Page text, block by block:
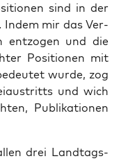
sind in der
Indem mir das Ver­
ent­zo­gen und die
Posi­tio­nen mit
wur­de, zog
und wich
Publi­ka­tio­nen
drei Land­tags­